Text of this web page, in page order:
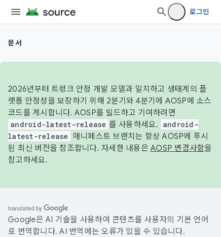
로그인
문서
2026년부터 트렁크 안정 개발 모델과 일치하고 생태계의 플
랫폼 안정성을 보장하기 위해 2분기와 4분기에 AOSP에 소스
코드를 게시합니다. AOSP를 빌드하고 기여하려면
android-latest-release 를 사용하세요.
android-
latest-release
매니페스트 브랜치는 항상 AOSP에 푸시
된 최신 버전을 참조합니다. 자세한 내용은 AOSP 변경사항을
참고하세요.
Google은 AI 기술을 사용하여 콘텐츠를 사용자의 기본 언어
로 번역합니다. AI 번역에는 오류가 있을 수 있습니다.